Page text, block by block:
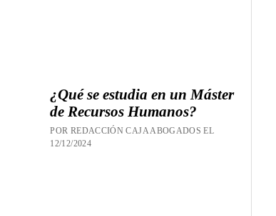
¿Qué se estudia en un Máster
de Recursos Humanos?
POR REDACCIÓN CAJA ABOGADOS EL
12/12/2024